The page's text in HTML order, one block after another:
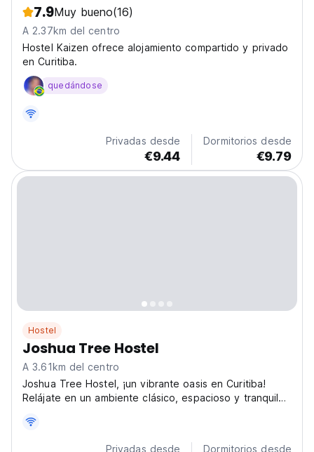
7.9Muy bueno(16)
A 2.37km del centro
Hostel Kaizen ofrece alojamiento compartido y privado
en Curitiba.
quedándose
Privadas desde
€9.44
Dormitorios desde
€9.79
Hostel
Joshua Tree Hostel
A 3.61km del centro
Joshua Tree Hostel, ¡un vibrante oasis en Curitiba!
Relájate en un ambiente clásico, espacioso y tranquilo.
amigos. (Auto-translated from original language)
Privadas desde
Dormitorios desde